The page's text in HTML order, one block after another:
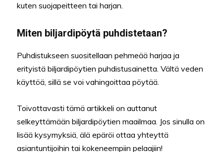
kuten suojapeitteen tai harjan.
Miten biljardipöytä puhdistetaan?
Puhdistukseen suositellaan pehmeää harjaa ja
erityistä biljardipöytien puhdistusainetta. Vältä veden
käyttöä, sillä se voi vahingoittaa pöytää.
Toivottavasti tämä artikkeli on auttanut
selkeyttämään biljardipöytien maailmaa. Jos sinulla on
lisää kysymyksiä, älä epäröi ottaa yhteyttä
asiantuntijoihin tai kokeneempiin pelaajiin!